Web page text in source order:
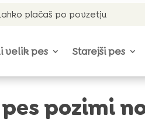
plačaš po povzetju
velik pes Starejši pes
pozimi